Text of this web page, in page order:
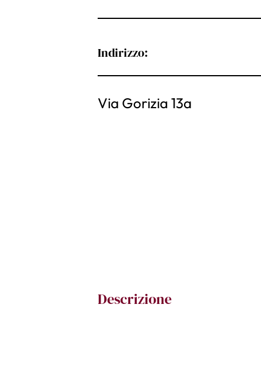
Indirizzo:
Via Gorizia 13a
Descrizione